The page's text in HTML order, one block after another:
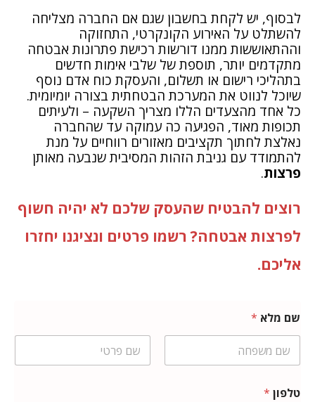
לבסוף, יש לקחת בחשבון שגם אם החברה מצליחה
להשתלט על האירוע הקונקרטי, התחזוקה
וההתאוששות ממנו דורשות רכישת פתרונות אבטחה
מתקדמים יותר, תוספת של שלבי אימות חדשים
בתהליכי רישום או תשלום, והעסקת כוח אדם נוסף
שיוכל לנווט את המערכת הבטחתית בצורה יומיומית.
כל אחד מהצעדים הללו מצריך השקעה – ולעיתים
תכופות מאוד, הפגיעה כה עמוקה עד שהחברה
נאלצת לחתוך תקציבים מאזורים רווחיים על מנת
להתמודד עם גניבת הזהות המסיבית שנבעה מאותן
פרצות.
רוצים להבטיח שהעסק שלכם לא יהיה חשוף
לפרצות אבטחה? רשמו פרטים ונציגנו יחזרו
אליכם.
שם מלא *
טלפון *